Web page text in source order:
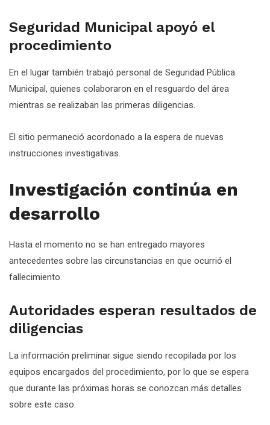
Seguridad Municipal apoyó el
procedimiento
En el lugar también trabajó personal de Seguridad Pública
Municipal, quienes colaboraron en el resguardo del área
mientras se realizaban las primeras diligencias.
El sitio permaneció acordonado a la espera de nuevas
instrucciones investigativas.
Investigación continúa en
desarrollo
Hasta el momento no se han entregado mayores
antecedentes sobre las circunstancias en que ocurrió el
fallecimiento.
Autoridades esperan resultados de
diligencias
La información preliminar sigue siendo recopilada por los
equipos encargados del procedimiento, por lo que se espera
que durante las próximas horas se conozcan más detalles
sobre este caso.